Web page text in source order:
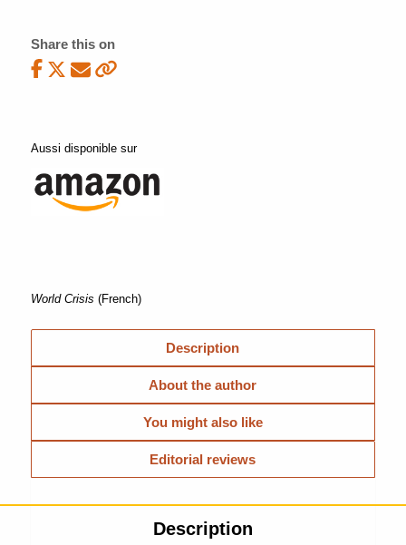
Share this on
Aussi disponible sur
World Crisis (French)
Description
About the author
You might also like
Editorial reviews
Description